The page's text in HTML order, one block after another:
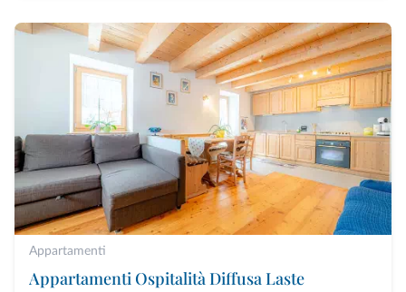
Appartamenti
Appartamenti Ospitalità Diffusa Laste